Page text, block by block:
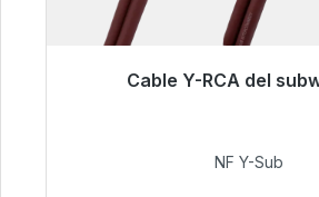
Cable Y-RCA del
Listo para envío inmediato,
50,99 €
NF Y-Sub